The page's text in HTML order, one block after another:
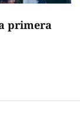
primera